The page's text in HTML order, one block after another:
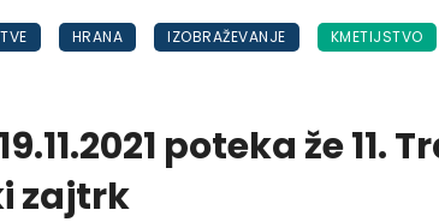
HRANA IZOBRAŽEVANJE KMETIJSTVO
poteka že 11.
zajtrk